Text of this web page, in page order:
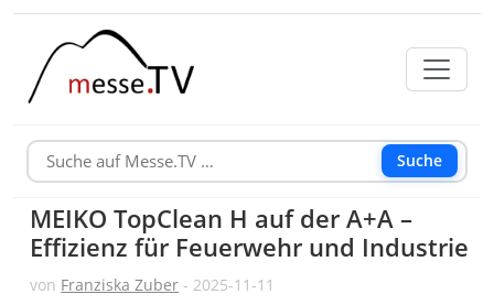
Suche
MEIKO TopClean H auf der A+A –
Effizienz für Feuerwehr und Industrie
von Franziska Zuber - 2025-11-11